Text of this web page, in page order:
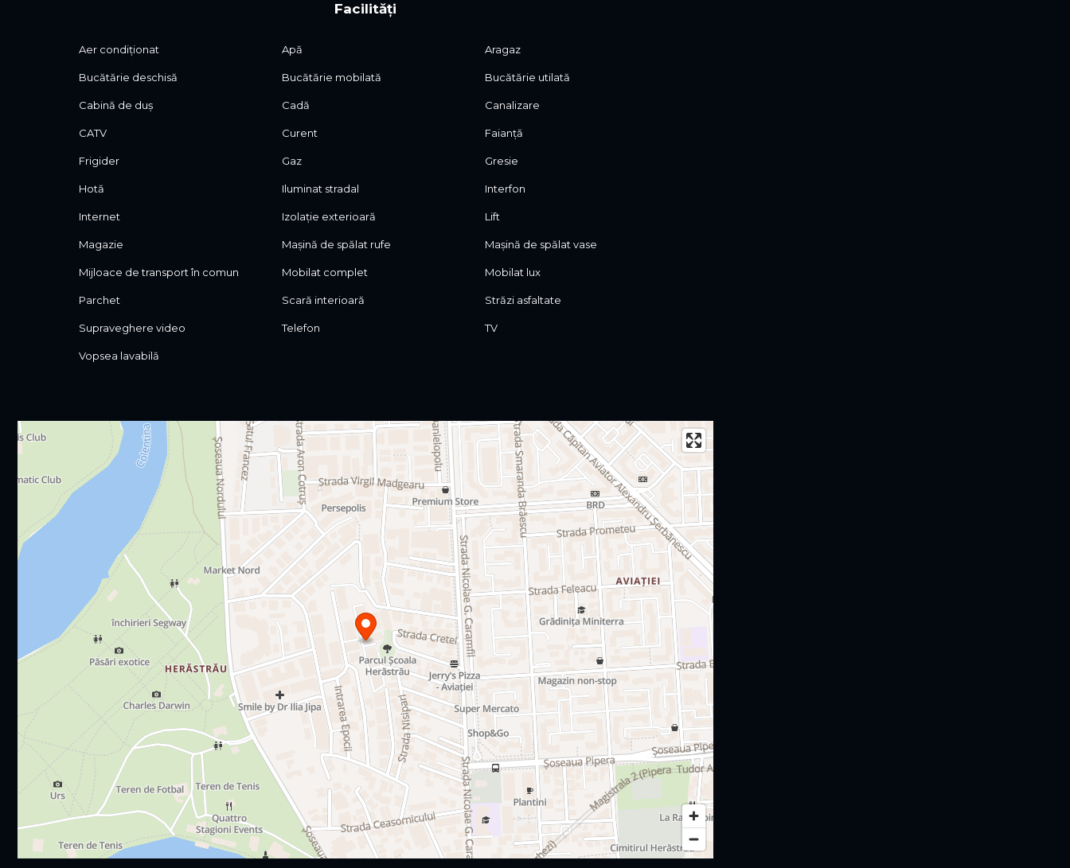
• Contract declarat
• Facturare lunară
Facilități
Aer condiționat Apă Aragaz
Bucătărie deschisă Bucătărie mobilată Bucătărie utilată
Cabină de duș Cadă Canalizare
CATV Curent Faianță
Frigider Gaz Gresie
Hotă Iluminat stradal Interfon
Internet Izolație exterioară Lift
Magazie Mașină de spălat rufe Mașină de spălat vase
Mijloace de transport în comun Mobilat complet Mobilat lux
Parchet Scară interioară Străzi asfaltate
Supraveghere video Telefon TV
Vopsea lavabilă